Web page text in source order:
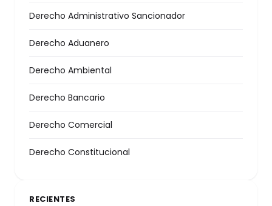
Derecho Administrativo Sancionador
Derecho Aduanero
Derecho Ambiental
Derecho Bancario
Derecho Comercial
Derecho Constitucional
RECIENTES